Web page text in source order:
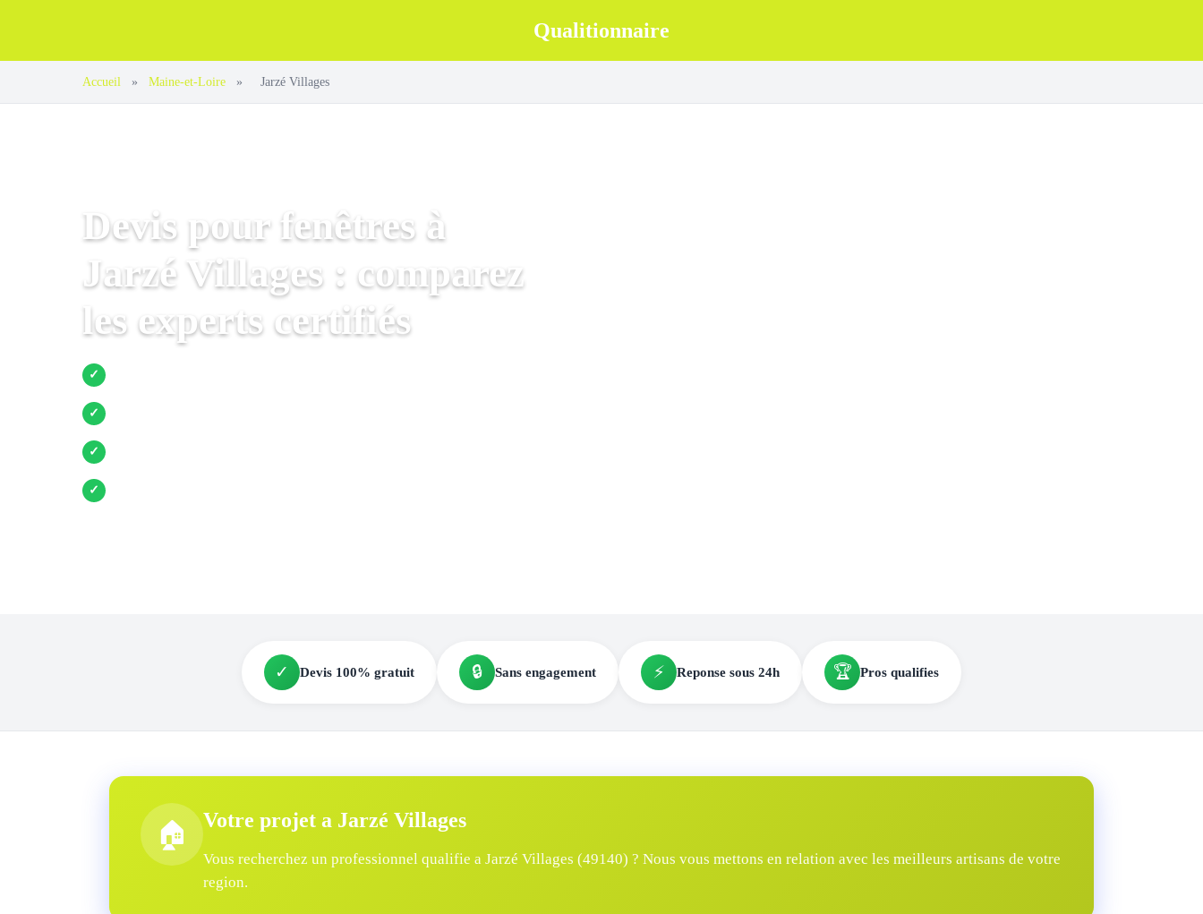
Qualitionnaire
Accueil » Maine-et-Loire » Jarzé Villages
Devis pour fenêtres à
Jarzé Villages : comparez
les experts certifiés
✓
✓
✓
✓
✓ Devis 100% gratuit 🔒 Sans engagement ⚡ Reponse sous 24h 🏆 Pros qualifies
🏠 Votre projet a Jarzé Villages
Vous recherchez un professionnel qualifie a Jarzé Villages (49140) ? Nous vous mettons en relation avec les meilleurs artisans de votre
region.